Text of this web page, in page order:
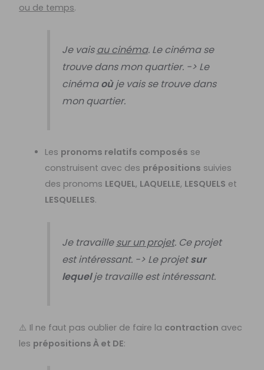
ou de temps.
Je vaisau cinéma. Le cinéma se
trouve dans mon quartier. -> Le
cinémaoùje vais se trouve dans
mon quartier.
Les pronoms relatifs composés se
construisent avec des prépositions suivies
des pronoms LEQUEL, LAQUELLE, LESQUELS et
LESQUELLES.
Je travaillesur un projet. Ce projet
est intéressant. -> Le projetsur
lequelje travaille est intéressant.
⚠️ Il ne faut pas oublier de faire la contraction avec
les prépositions À et DE: